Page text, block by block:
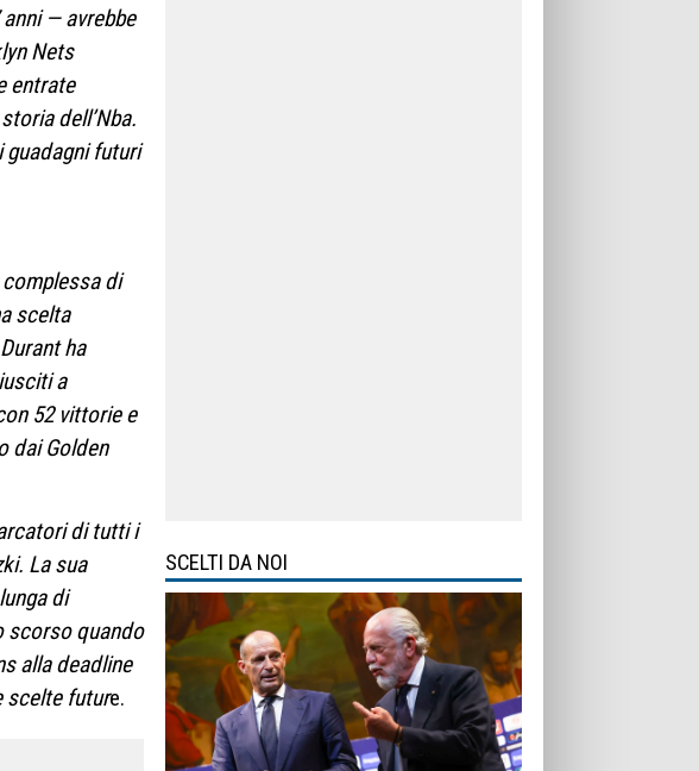
— avrebbe
Nets
entrate
dell’Nba.
guadagni futuri
di
scelta
ha
a
52 vittorie e
dai Golden
di tutti i
La sua
di
scorso quando
alla deadline
scelte future.
SCELTI DA NOI